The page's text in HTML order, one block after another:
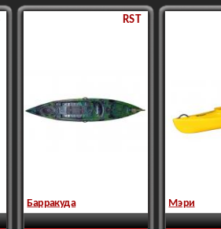
RST
Барракуда Мэри